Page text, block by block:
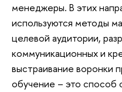
менеджеры. В этих
используются методы
целевой аудитории,
коммуникационных и
выстраивание воронки
обучение – это способ